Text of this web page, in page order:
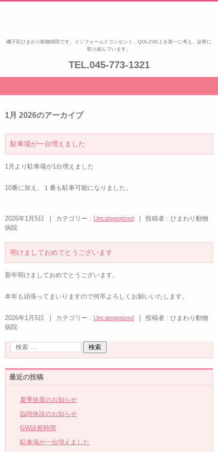
ひまわり動物病院|磯子区・金沢
区|夜8時まで診察|鍼治療
磯子区ひまわり動物病院です。インフォームドコンセント、QOLの向上を第一に考え、診察に
取り組んでいます。
TEL.045-773-1321
1月 2026のアーカイブ
駐車場が一台増えました
1月より駐車場が1台増えました
10番に加え、１番も駐車可能になりました。
2026年1月5日 カテゴリー : Uncategorized
投稿者 : ひまわり動物
病院
明けましておめでとうございます
新年明けましておめでとうございます。
本年も頑張ってまいりますので何卒よろしくお願いいたします。
2026年1月5日 カテゴリー : Uncategorized
投稿者 : ひまわり動物
病院
最近の投稿
夏季休業のお知らせ
臨時休診のお知らせ
GW診察時間
駐車場が一台増えました